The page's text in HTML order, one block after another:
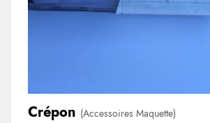
Crépon (Accessoires Maquette)